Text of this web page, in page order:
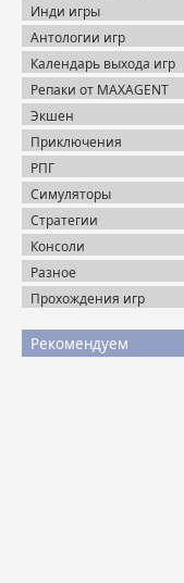
Инди игры
Антологии игр
Календарь выхода игр
Репаки от MAXAGENT
Экшен
Приключения
РПГ
Симуляторы
Стратегии
Консоли
Разное
Прохождения игр
Рекомендуем